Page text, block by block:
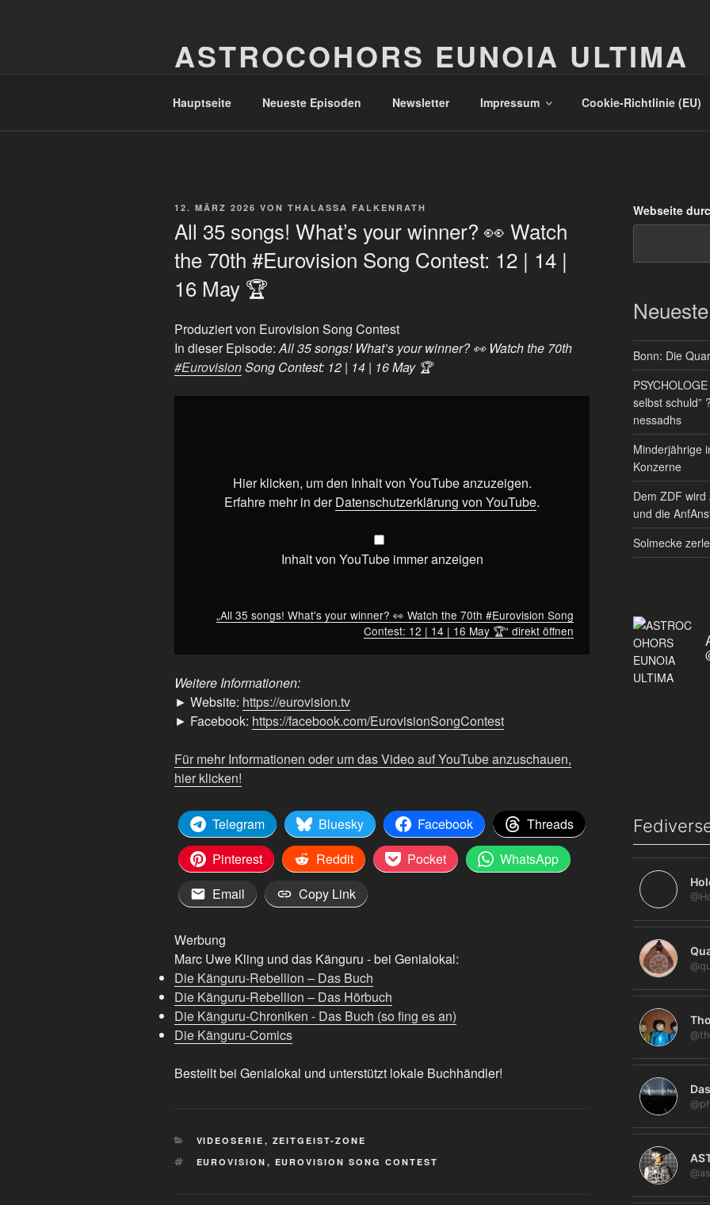
ASTROCOHORS EUNOIA ULTIMA
Hauptseite Neueste Episoden Newsletter Impressum Cookie-Richtlinie (EU)
VERÖFFENTLICHT
12. MÄRZ 2026 VON THALASSA FALKENRATH
All 35 songs! What’s your winner? 👀 Watch
the 70th #Eurovision Song Contest: 12 | 14 |
16 May 🏆
Produziert von Eurovision Song Contest
In dieser Episode:All 35 songs! What’s your winner? 👀 Watch the 70th
#EurovisionSong Contest: 12 | 14 | 16 May 🏆
12
14
16
🏆“
von
anzeigen
Hier klicken, um den Inhalt von YouTube anzuzeigen.
Erfahre mehr in derDatenschutzerklärung von YouTube.
Inhalt von YouTube immer anzeigen
„All 35 songs! What's your winner? 👀 Watch the 70th #Eurovision Song
Contest: 12 | 14 | 16 May 🏆“ direkt öffnen
Weitere Informationen:
► Website: https://eurovision.tv
► Facebook: https://facebook.com/EurovisionSongContest
Für mehr Informationen oder um das Video auf YouTube anzuschauen,
hier klicken!
Telegram Bluesky Facebook
Threads
Pinterest
Reddit Pocket
WhatsApp
Email
Copy Link
Werbung
Marc Uwe Kling und das Känguru - bei Genialokal:
Die Känguru-Rebellion – Das Buch
Die Känguru-Rebellion – Das Hörbuch
Die Känguru-Chroniken - Das Buch (so fing es an)
Die Känguru-Comics
Bestellt bei Genialokal und unterstützt lokale Buchhändler!
KATEGORIEN
VIDEOSERIE , ZEITGEIST-ZONE
SCHLAGWÖRTER
EUROVISION , EUROVISION SONG CONTEST
Webseite
Bonn: Die
selbst schuld”
nessadhs
Minderjährige
Konzerne
Dem ZDF
und die
Solmecke